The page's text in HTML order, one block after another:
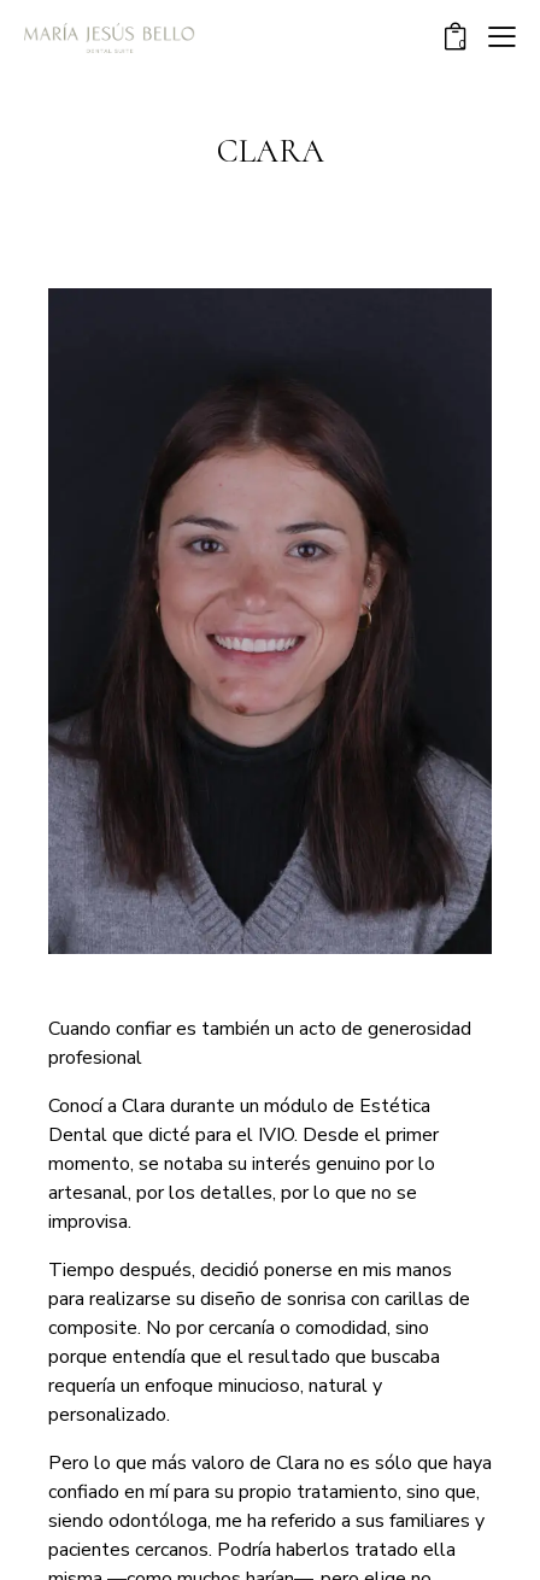
0
CLARA
Cuando confiar es también un acto de generosidad
profesional
Conocí a Clara durante un módulo de Estética
Dental que dicté para el IVIO. Desde el primer
momento, se notaba su interés genuino por lo
artesanal, por los detalles, por lo que no se
improvisa.
Tiempo después, decidió ponerse en mis manos
para realizarse su diseño de sonrisa con carillas de
composite. No por cercanía o comodidad, sino
porque entendía que el resultado que buscaba
requería un enfoque minucioso, natural y
personalizado.
Pero lo que más valoro de Clara no es sólo que haya
confiado en mí para su propio tratamiento, sino que,
siendo odontóloga, me ha referido a sus familiares y
pacientes cercanos. Podría haberlos tratado ella